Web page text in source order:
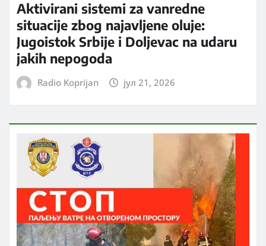
Aktivirani sistemi za vanredne
situacije zbog najavljene oluje:
Jugoistok Srbije i Doljevac na udaru
jakih nepogoda
Radio Koprijan јул 21, 2026